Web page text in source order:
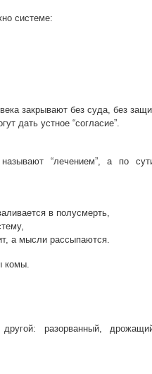
системе:
закрывают без суда, без
дать устное “согласие”.
“лечением”, а по
в полусмерть,
а мысли рассыпаются.
комы.
разорванный,